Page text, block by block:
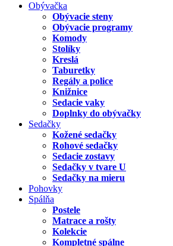
Obývačka
Obývacie steny
Obývacie programy
Komody
Stolíky
Kreslá
Taburetky
Regály a police
Knižnice
Sedacie vaky
Doplnky do obývačky
Sedačky
Kožené sedačky
Rohové sedačky
Sedacie zostavy
Sedačky v tvare U
Sedačky na mieru
Pohovky
Spálňa
Postele
Matrace a rošty
Kolekcie
Kompletné spálne